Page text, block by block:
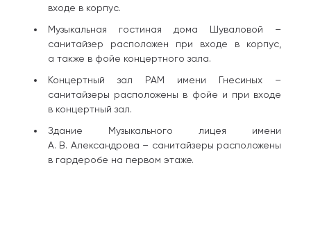
входе в корпус.
Музыкальная гостиная дома Шуваловой –
санитайзер расположен при входе в корпус,
а также в фойе концертного зала.
Концертный зал РАМ имени Гнесиных –
санитайзеры расположены в фойе и при входе
в концертный зал.
Здание Музыкального лицея имени
А. В. Александрова – санитайзеры расположены
в гардеробе на первом этаже.